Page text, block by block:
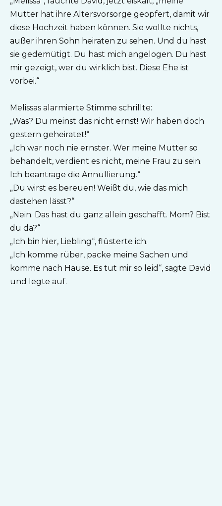
Mutter hat ihre Altersvorsorge geopfert, damit wir
diese Hochzeit haben können. Sie wollte nichts,
außer ihren Sohn heiraten zu sehen. Und du hast
sie gedemütigt. Du hast mich angelogen. Du hast
mir gezeigt, wer du wirklich bist. Diese Ehe ist
vorbei.“
Melissas alarmierte Stimme schrillte:
„Was? Du meinst das nicht ernst! Wir haben doch
gestern geheiratet!“
„Ich war noch nie ernster. Wer meine Mutter so
behandelt, verdient es nicht, meine Frau zu sein.
Ich beantrage die Annullierung.“
„Du wirst es bereuen! Weißt du, wie das mich
dastehen lässt?“
„Nein. Das hast du ganz allein geschafft. Mom? Bist
du da?“
„Ich bin hier, Liebling“, flüsterte ich.
„Ich komme rüber, packe meine Sachen und
komme nach Hause. Es tut mir so leid“, sagte David
und legte auf.